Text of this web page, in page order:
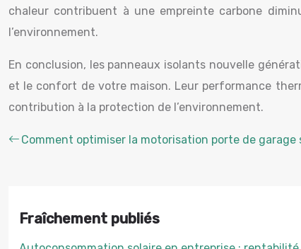
chaleur contribuent à une empreinte carbone
l’environnement.
En conclusion, les panneaux isolants nouvelle
et le confort de votre maison. Leur performance
contribution à la protection de l’environnement.
Comment optimiser la motorisation porte de garage
Fraîchement publiés